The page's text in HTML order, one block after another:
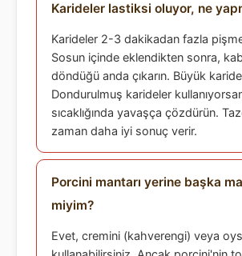
Karideler lastiksi oluyor, ne
Karideler 2-3 dakikadan fazla
Sosun içinde eklendikten sonra,
döndüğü anda çıkarın. Büyük
Dondurulmuş karideler
sıcaklığında yavaşça çözdürün.
zaman daha iyi sonuç verir.
Porcini mantarı yerine başka
miyim?
Evet, cremini (kahverengi) veya